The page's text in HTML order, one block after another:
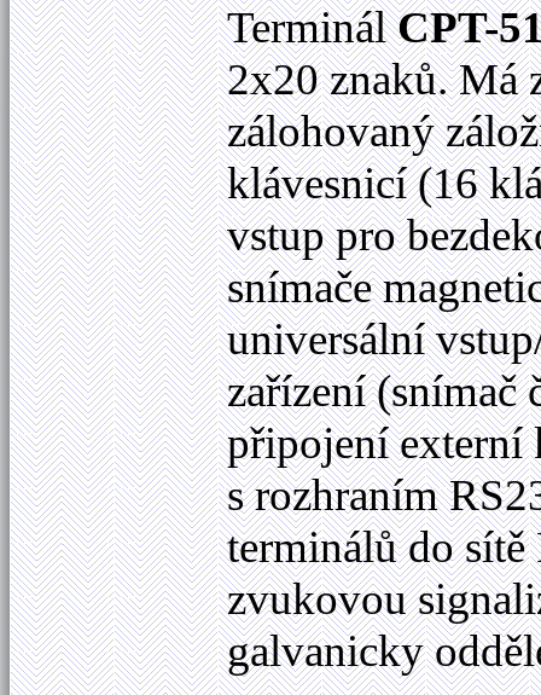
TerminálCPT-
2x20 znaků. Má
zálohovaný
klávesnicí (16
vstup pro
snímače
universální
zařízení (snímač
připojení externí
s rozhraním
terminálů do
zvukovou
galvanicky